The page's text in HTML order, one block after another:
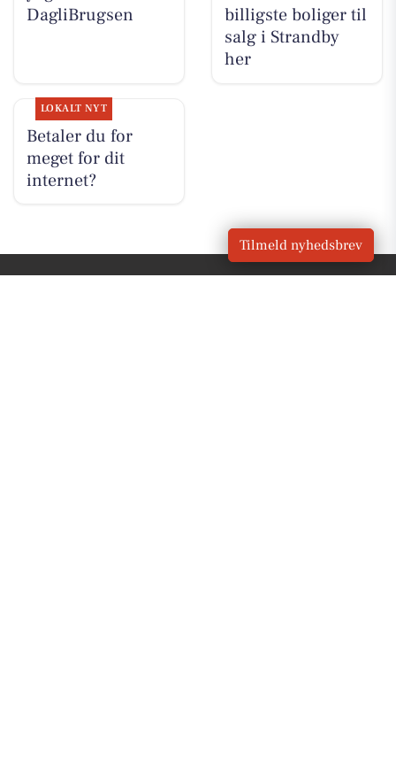
DagliBrugsen
billigste boliger til
salg i Strandby
her
LOKALT NYT
Betaler du for
meget for dit
internet?
Tilmeld nyhedsbrev